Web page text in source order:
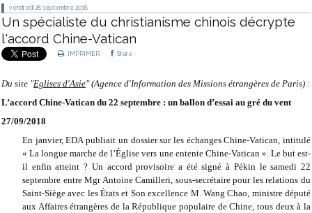
vendredi 28 septembre 2018
Un spécialiste du christianisme chinois décrypte
l'accord Chine-Vatican
IMPRIMER Share
Du site "Eglises d'Asie" (Agence d'Information des Missions étrangères de Paris) :
L’accord Chine-Vatican du 22 septembre : un ballon d’essai au gré du vent
27/09/2018
En janvier, EDA publiait un dossier sur les échanges Chine-Vatican, intitulé
« La longue marche de l’Église vers une entente Chine-Vatican ». Le but est-
il enfin atteint ? Un accord provisoire a été signé à Pékin le samedi 22
septembre entre Mgr Antoine Camilleri, sous-secrétaire pour les relations du
Saint-Siège avec les États et Son excellence M. Wang Chao, ministre député
aux Affaires étrangères de la République populaire de Chine, tous deux à la